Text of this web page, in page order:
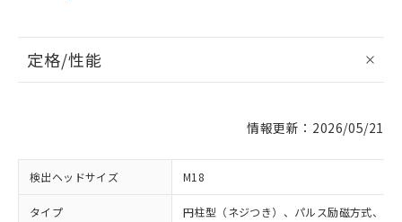
定格/性能
情報更新：2026/05/21
検出ヘッドサイズ M18
タイプ 円柱型（ネジつき）、パルス励磁方式、シ